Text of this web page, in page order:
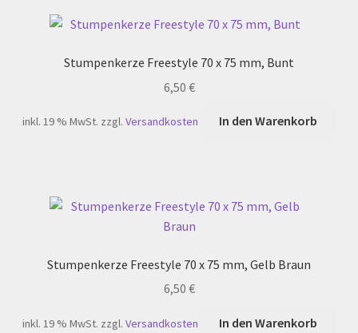
Stumpenkerze Freestyle 70 x 75 mm, Bunt
6,50 €
inkl. 19 % MwSt. zzgl.Versandkosten In den Warenkorb
Stumpenkerze Freestyle 70 x 75 mm, Gelb Braun
6,50 €
inkl. 19 % MwSt. zzgl.Versandkosten In den Warenkorb